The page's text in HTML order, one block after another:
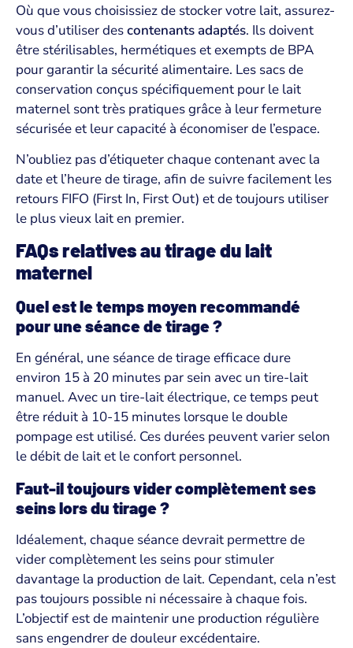
Où que vous choisissiez de stocker votre lait, assurez-
vous d’utiliser descontenants adaptés. Ils doivent
être stérilisables, hermétiques et exempts de BPA
pour garantir la sécurité alimentaire. Les sacs de
conservation conçus spécifiquement pour le lait
maternel sont très pratiques grâce à leur fermeture
sécurisée et leur capacité à économiser de l’espace.
N’oubliez pas d’étiqueter chaque contenant avec la
date et l’heure de tirage, afin de suivre facilement les
retours FIFO (First In, First Out) et de toujours utiliser
le plus vieux lait en premier.
FAQs relatives au tirage du lait
maternel
Quel est le temps moyen recommandé
pour une séance de tirage ?
En général, une séance de tirage efficace dure
environ 15 à 20 minutes par sein avec un tire-lait
manuel. Avec un tire-lait électrique, ce temps peut
être réduit à 10-15 minutes lorsque le double
pompage est utilisé. Ces durées peuvent varier selon
le débit de lait et le confort personnel.
Faut-il toujours vider complètement ses
seins lors du tirage ?
Idéalement, chaque séance devrait permettre de
vider complètement les seins pour stimuler
davantage la production de lait. Cependant, cela n’est
pas toujours possible ni nécessaire à chaque fois.
L’objectif est de maintenir une production régulière
sans engendrer de douleur excédentaire.